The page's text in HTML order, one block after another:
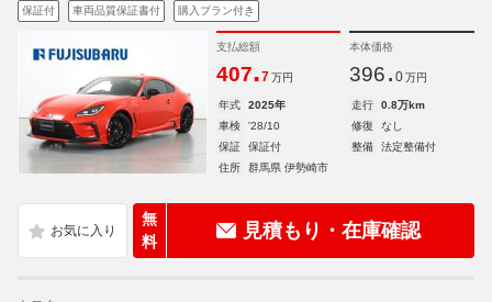
保証付 車両品質保証書付 購入プラン付き
支払総額
407.7 万円
本体価格
396. 0 万円
年式 2025年 走行
0.8万km
車検
'28/10 修復
なし
保証
保証付 整備
法定整備付
住所
群馬県 伊勢崎市
無
料
見積もり・在庫確認